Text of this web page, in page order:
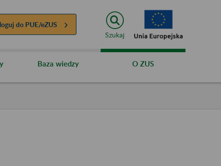
do PUE/eZUS
Szukaj
Baza wiedzy O ZUS